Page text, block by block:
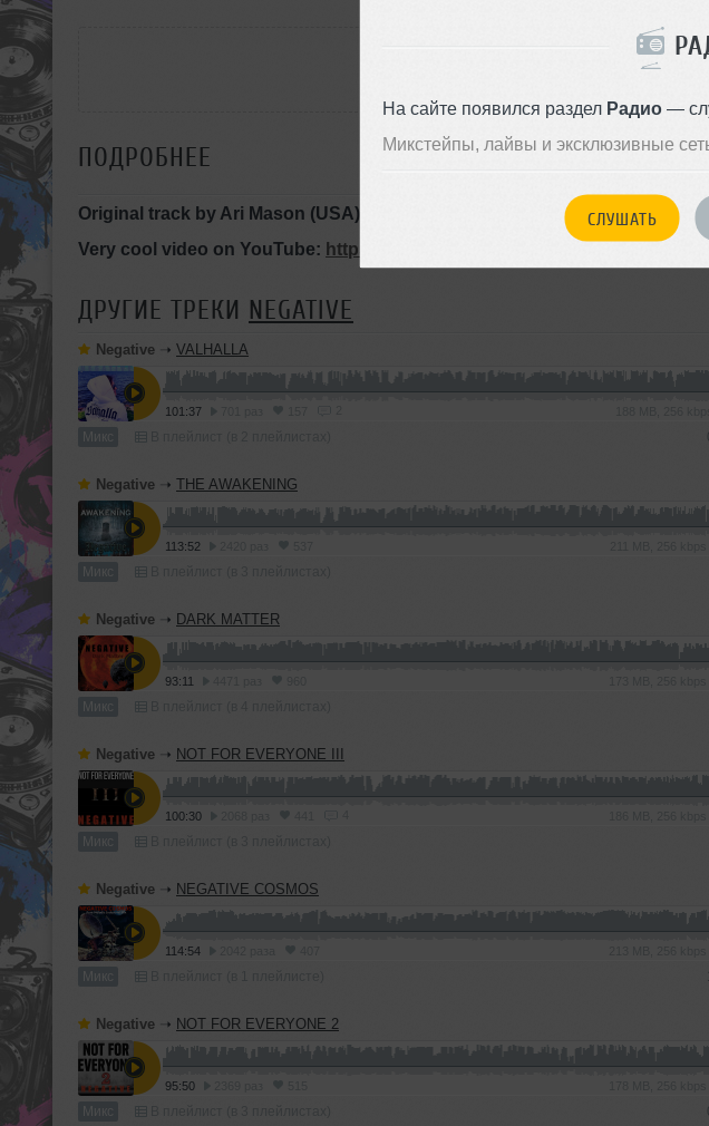
На сайте появился раздел Радио—
Микстейпы, лайвы и эксклюзивные
СЛУШАТЬ
РАССКАЖИ ДРУЗЬЯМ
ПОДРОБНЕЕ
Original track by Ari Mason (USA), album "B-Sides" (2017).
Very cool video on YouTube: https://www.youtube.com/watch?v=s5J-
ДРУГИЕ ТРЕКИ NEGATIVE
Negative ➝ VALHALLA
101:37
Микс
Negative ➝ THE AWAKENING
113:52
Микс
Negative ➝ DARK MATTER
93:11
Микс
Negative ➝ NOT FOR EVERYONE III
100:30
Микс
Negative ➝ NEGATIVE COSMOS
114:54
Микс
Negative ➝ NOT FOR EVERYONE 2
95:50
Микс